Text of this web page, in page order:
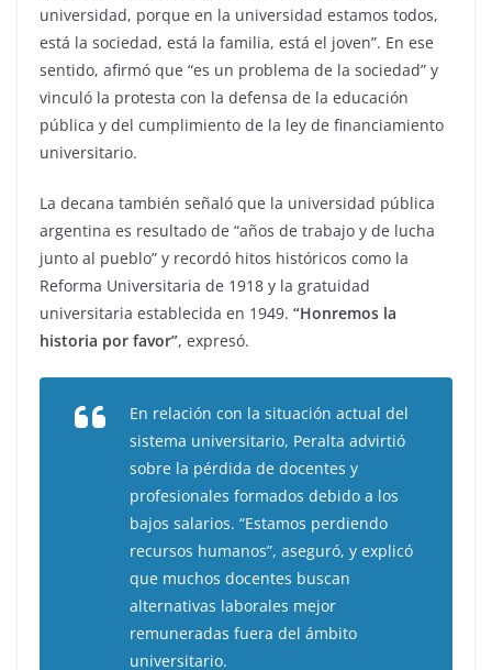
universidad, porque en la universidad estamos todos,
está la sociedad, está la familia, está el joven”. En ese
sentido, afirmó que “es un problema de la sociedad” y
vinculó la protesta con la defensa de la educación
pública y del cumplimiento de la ley de financiamiento
universitario.
La decana también señaló que la universidad pública
argentina es resultado de “años de trabajo y de lucha
junto al pueblo” y recordó hitos históricos como la
Reforma Universitaria de 1918 y la gratuidad
universitaria establecida en 1949. “Honremos la
historia por favor”, expresó.
En relación con la situación actual del
sistema universitario, Peralta advirtió
sobre la pérdida de docentes y
profesionales formados debido a los
bajos salarios. “Estamos perdiendo
recursos humanos”, aseguró, y explicó
que muchos docentes buscan
alternativas laborales mejor
remuneradas fuera del ámbito
universitario.